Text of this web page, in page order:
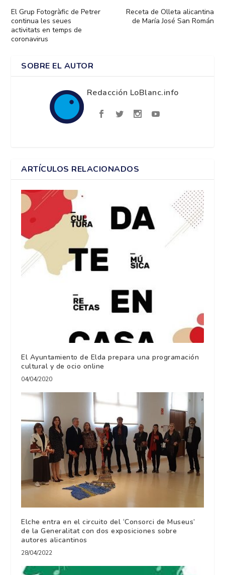
El Grup Fotogràfic de Petrer
continua les seues
activitats en temps de
coronavirus
Receta de Olleta alicantina
de María José San Román
SOBRE EL AUTOR
Redacción LoBlanc.info
ARTÍCULOS RELACIONADOS
El Ayuntamiento de Elda prepara una programación
cultural y de ocio online
04/04/2020
Elche entra en el circuito del ‘Consorci de Museus’
de la Generalitat con dos exposiciones sobre
autores alicantinos
28/04/2022